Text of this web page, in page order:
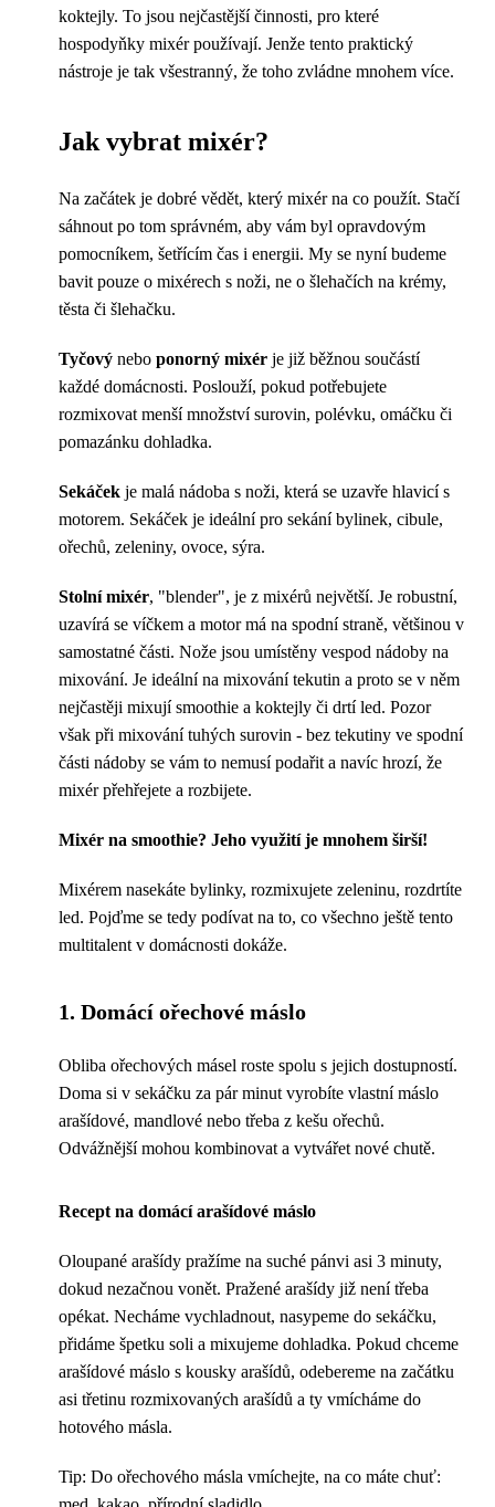
koktejly. To jsou nejčastější činnosti, pro které
hospodyňky mixér používají. Jenže tento praktický
nástroje je tak všestranný, že toho zvládne mnohem více.
Jak vybrat mixér?
Na začátek je dobré vědět, který mixér na co použít. Stačí
sáhnout po tom správném, aby vám byl opravdovým
pomocníkem, šetřícím čas i energii. My se nyní budeme
bavit pouze o mixérech s noži, ne o šlehačích na krémy,
těsta či šlehačku.
Tyčový nebo ponorný mixér je již běžnou součástí
každé domácnosti. Poslouží, pokud potřebujete
rozmixovat menší množství surovin, polévku, omáčku či
pomazánku dohladka.
Sekáček je malá nádoba s noži, která se uzavře hlavicí s
motorem. Sekáček je ideální pro sekání bylinek, cibule,
ořechů, zeleniny, ovoce, sýra.
Stolní mixér, "blender", je z mixérů největší. Je robustní,
uzavírá se víčkem a motor má na spodní straně, většinou v
samostatné části. Nože jsou umístěny vespod nádoby na
mixování. Je ideální na mixování tekutin a proto se v něm
nejčastěji mixují smoothie a koktejly či drtí led. Pozor
však při mixování tuhých surovin - bez tekutiny ve spodní
části nádoby se vám to nemusí podařit a navíc hrozí, že
mixér přehřejete a rozbijete.
Mixér na smoothie? Jeho využití je mnohem širší!
Mixérem nasekáte bylinky, rozmixujete zeleninu, rozdrtíte
led. Pojďme se tedy podívat na to, co všechno ještě tento
multitalent v domácnosti dokáže.
1. Domácí ořechové máslo
Obliba ořechových másel roste spolu s jejich dostupností.
Doma si v sekáčku za pár minut vyrobíte vlastní máslo
arašídové, mandlové nebo třeba z kešu ořechů.
Odvážnější mohou kombinovat a vytvářet nové chutě.
Recept na domácí arašídové máslo
Oloupané arašídy pražíme na suché pánvi asi 3 minuty,
dokud nezačnou vonět. Pražené arašídy již není třeba
opékat. Necháme vychladnout, nasypeme do sekáčku,
přidáme špetku soli a mixujeme dohladka. Pokud chceme
arašídové máslo s kousky arašídů, odebereme na začátku
asi třetinu rozmixovaných arašídů a ty vmícháme do
hotového másla.
Tip: Do ořechového másla vmíchejte, na co máte chuť: